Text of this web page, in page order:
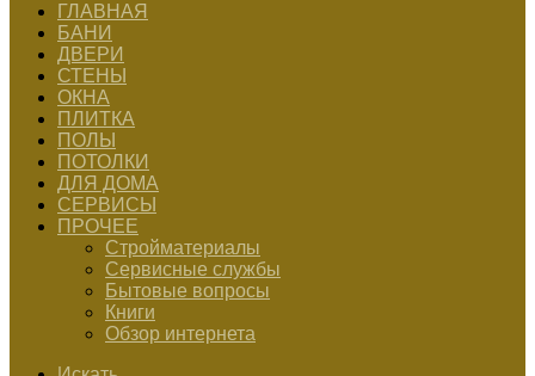
ГЛАВНАЯ
БАНИ
ДВЕРИ
СТЕНЫ
ОКНА
ПЛИТКА
ПОЛЫ
ПОТОЛКИ
ДЛЯ ДОМА
СЕРВИСЫ
ПРОЧЕЕ
Стройматериалы
Сервисные службы
Бытовые вопросы
Книги
Обзор интернета